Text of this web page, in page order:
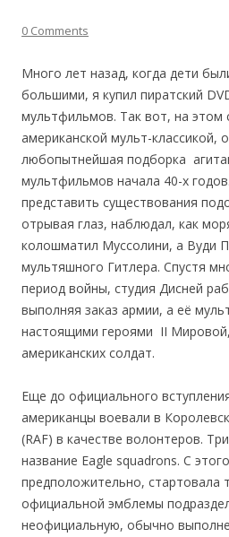
0 Comments
Много лет назад, когда дети
большими, я купил пиратский
мультфильмов. Так вот, на этом
американской мульт-классикой,
любопытнейшая подборка
мультфильмов начала 40-х
представить существования
отрывая глаз, наблюдал, как
колошматил Муссолини, а Вуди
мультяшного Гитлера. Спустя
период войны, студия Дисней
выполняя заказ армии, а её
настоящими героями II
американских солдат.
Еще до официального
американцы воевали в
(RAF) в качестве волонтеров.
название Eagle squadrons. С
предположительно, стартовала
официальной эмблемы
неофициальную, обычно